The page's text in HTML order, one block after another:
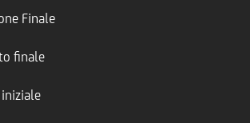
Finale
finale